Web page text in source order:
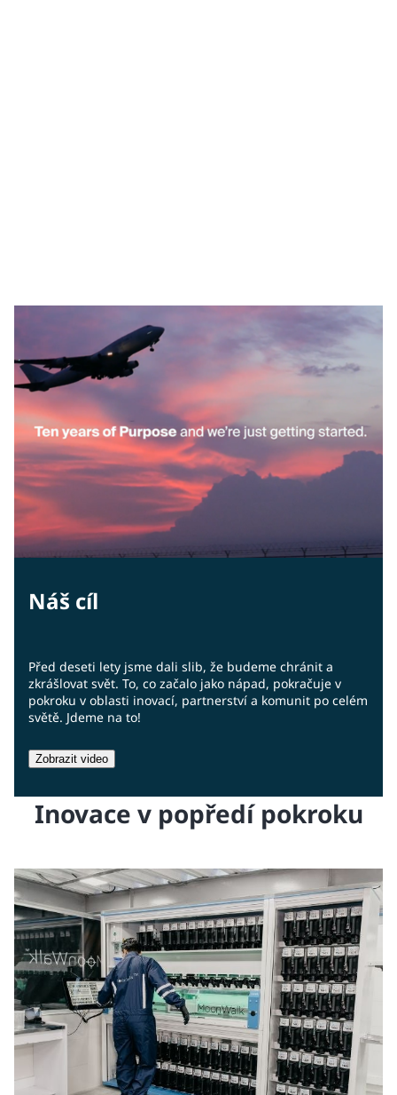
Náš cíl
Před deseti lety jsme dali slib, že budeme chránit a
zkrášlovat svět. To, co začalo jako nápad, pokračuje v
pokroku v oblasti inovací, partnerství a komunit po celém
světě. Jdeme na to!
Zobrazit video
Inovace v popředí pokroku